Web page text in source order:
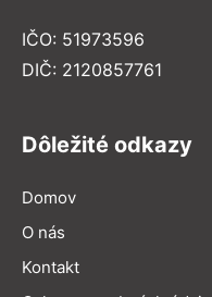
IČO: 51973596
DIČ: 2120857761
Dôležité odkazy
Domov
O nás
Kontakt